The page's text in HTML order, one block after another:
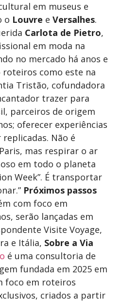
em museus e
o Louvre e Versalhes.
Carlota de Pietro,
em moda na
no mercado há anos e
roteiros como este na
Tristão, cofundadora
trazer para
parceiros de origem
oferecer experiências
Não é
mas respirar o ar
em todo o planeta
Week”. É transportar
Próximos passos
com foco em
serão lançadas em
Visite Voyage,
e Itália, Sobre a Via
é uma consultoria de
fundada em 2025 em
foco em roteiros
criados a partir